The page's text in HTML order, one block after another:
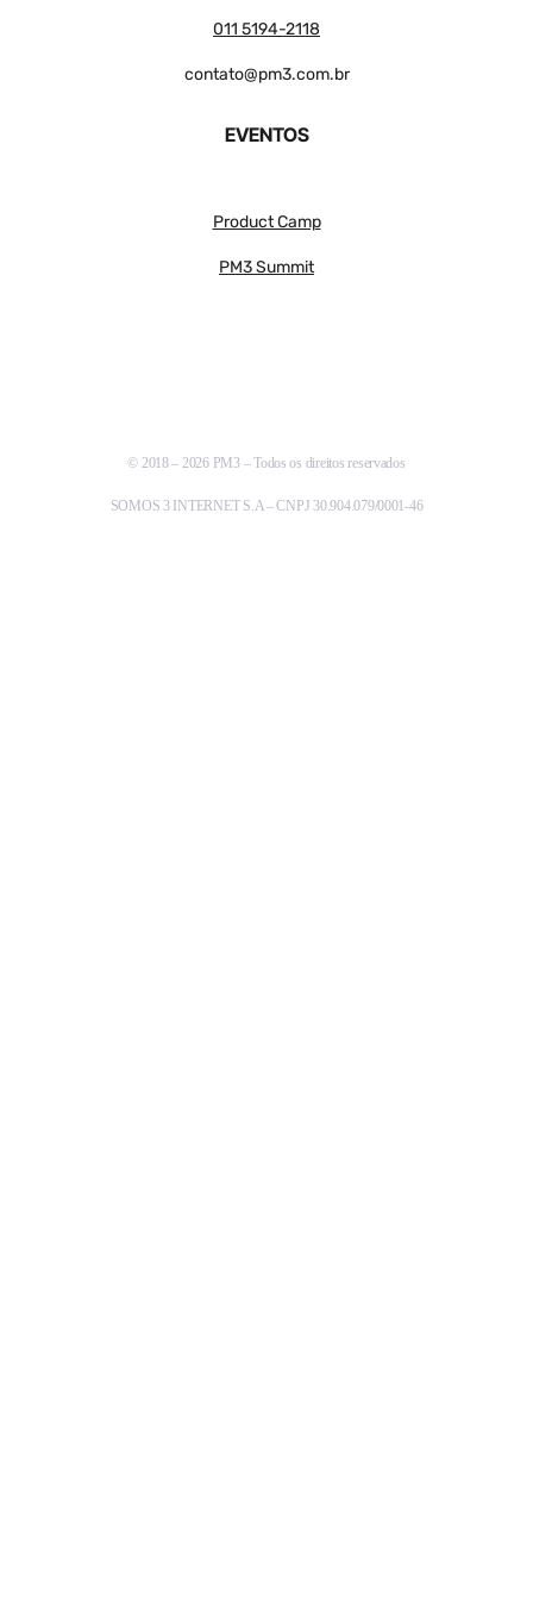
011 5194-2118
contato@pm3.com.br
EVENTOS
Product Camp
PM3 Summit
© 2018 – 2026 PM3 – Todos os direitos reservados
SOMOS 3 INTERNET S.A – CNPJ 30.904.079/0001-46